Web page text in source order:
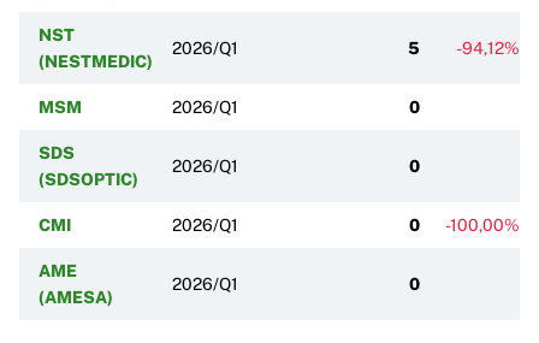
NST
(NESTMEDIC)
2026/Q1 5 -94,12%
MSM 2026/Q1 0
SDS
(SDSOPTIC)
2026/Q1 0
CMI 2026/Q1 0 -100,00%
AME
(AMESA)
2026/Q1 0